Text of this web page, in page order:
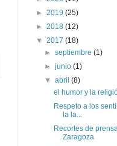
► 2019 (25)
► 2018 (12)
▼ 2017 (18)
►septiembre(1)
►junio(1)
▼abril(8)
el humor y la
Respeto a los
la la...
Recortes de
Zaragoza